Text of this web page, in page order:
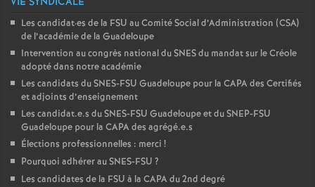
Les candidat·es de la FSU au Comité Social d’Administration (CSA)
de l’académie de la Guadeloupe
Intervention au congrès national du SNES du mandat sur le Créole
adopté dans notre académie
Les candidats du SNES-FSU Guadeloupe pour la CAPA des Certifiés
et adjoints d’enseignement
Les candidat.e.s du SNES-FSU Guadeloupe et du SNEP-FSU
Guadeloupe pour la CAPA des agrégé.e.s
Élections professionnelles : merci !
Pourquoi adhérer au SNES-FSU ?
Les candidates de la FSU à la CAPA du 2nd degré